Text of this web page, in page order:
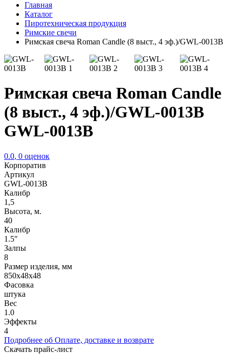
Главная
Каталог
Пиротехническая продукция
Римские свечи
Римская свеча Roman Candle (8 выст., 4 эф.)/GWL-0013B
Римская свеча Roman Candle
(8 выст., 4 эф.)/GWL-0013B
GWL-0013B
0.0, 0 оценок
Корпоратив
Артикул
GWL-0013B
Калибр
1,5
Высота, м.
40
Калибр
1.5"
Залпы
8
Размер изделия, мм
850х48х48
Фасовка
штука
Вес
1.0
Эффекты
4
Подробнее об Оплате, доставке и возврате
Скачать прайс-лист